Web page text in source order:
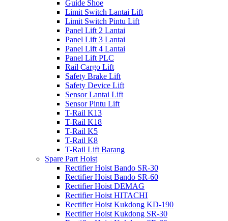
Guide Shoe
Limit Switch Lantai Lift
Limit Switch Pintu Lift
Panel Lift 2 Lantai
Panel Lift 3 Lantai
Panel Lift 4 Lantai
Panel Lift PLC
Rail Cargo Lift
Safety Brake Lift
Safety Device Lift
Sensor Lantai Lift
Sensor Pintu Lift
T-Rail K13
T-Rail K18
T-Rail K5
T-Rail K8
T-Rail Lift Barang
Spare Part Hoist
Rectifier Hoist Bando SR-30
Rectifier Hoist Bando SR-60
Rectifier Hoist DEMAG
Rectifier Hoist HITACHI
Rectifier Hoist Kukdong KD-190
Rectifier Hoist Kukdong SR-30